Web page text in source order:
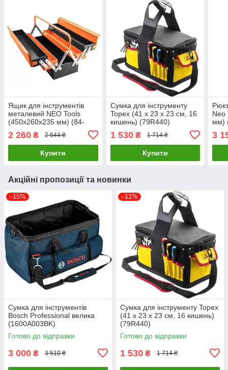
Ящик для інструментів
металевий NEO Tools
(450х260х235 мм) (84-
2 260 ₴ 2 644 ₴
Купити
Сумка для інструменту
Topex (41 х 23 х 23 см, 16
кишень) (79R440)
1 530₴ 1 714 ₴
Купити
Neo
мм)
3
Акційні пропозиції та новинки
–15%
Сумка для інструментів
Bosch Professional велика
(1600A003BK)
Готово до відправки
3 000 ₴ 3 510 ₴
–11%
Сумка для інструменту Topex
(41 х 23 х 23 см, 16 кишень)
(79R440)
Готово до відправки
1 530 ₴ 1 714 ₴